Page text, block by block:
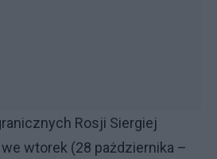
Rosji Siergiej
wtorek (28 pażdziernika –